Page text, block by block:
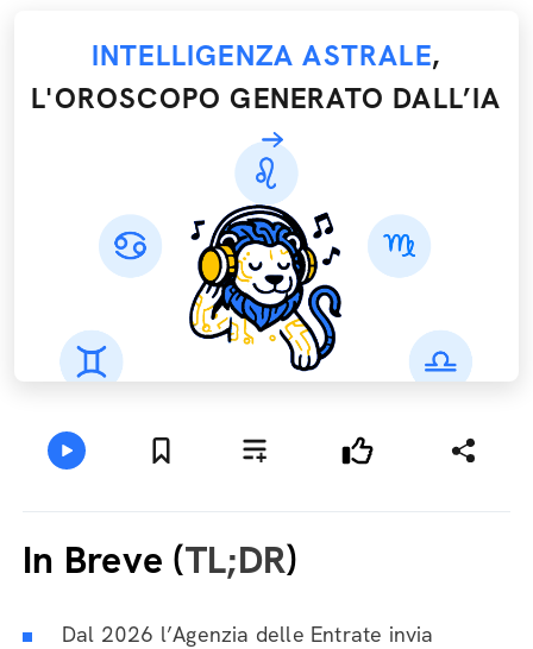
INTELLIGENZA ASTRALE,
L'OROSCOPO GENERATO DALL’IA
In Breve (TL;DR)
Dal 2026 l’Agenzia delle Entrate invia